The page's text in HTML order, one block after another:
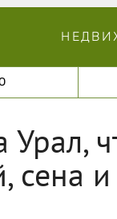
Урал,
сена